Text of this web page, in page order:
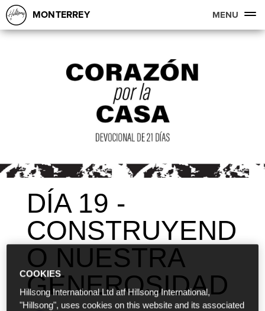
MONTERREY MENU
DÍA 19 -
CONSTRUYEND
O NUESTRA
GENEROSIDAD
COOKIES
Hillsong International Ltd atf Hillsong International,
"Hillsong", uses cookies on this website and its associated